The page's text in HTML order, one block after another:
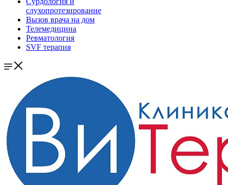
слухопротезирование
Вызов врача на дом
Телемедицина
Ревматология
SVF терапия